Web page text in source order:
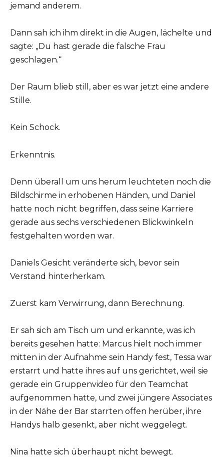
jemand anderem.
Dann sah ich ihm direkt in die Augen, lächelte und
sagte: „Du hast gerade die falsche Frau
geschlagen.“
Der Raum blieb still, aber es war jetzt eine andere
Stille.
Kein Schock.
Erkenntnis.
Denn überall um uns herum leuchteten noch die
Bildschirme in erhobenen Händen, und Daniel
hatte noch nicht begriffen, dass seine Karriere
gerade aus sechs verschiedenen Blickwinkeln
festgehalten worden war.
Daniels Gesicht veränderte sich, bevor sein
Verstand hinterherkam.
Zuerst kam Verwirrung, dann Berechnung.
Er sah sich am Tisch um und erkannte, was ich
bereits gesehen hatte: Marcus hielt noch immer
mitten in der Aufnahme sein Handy fest, Tessa war
erstarrt und hatte ihres auf uns gerichtet, weil sie
gerade ein Gruppenvideo für den Teamchat
aufgenommen hatte, und zwei jüngere Associates
in der Nähe der Bar starrten offen herüber, ihre
Handys halb gesenkt, aber nicht weggelegt.
Nina hatte sich überhaupt nicht bewegt.